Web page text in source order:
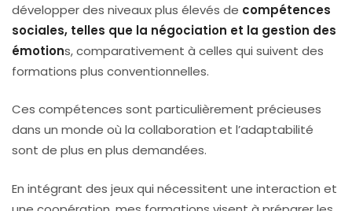
développer des niveaux plus élevés de compétences
sociales, telles que la négociation et la gestion des
émotions, comparativement à celles qui suivent des
formations plus conventionnelles.
Ces compétences sont particulièrement précieuses
dans un monde où la collaboration et l’adaptabilité
sont de plus en plus demandées.
En intégrant des jeux qui nécessitent une interaction et